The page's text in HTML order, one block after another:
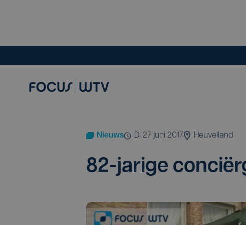
Nieuws di 27 juni 2017 Heuvelland
82-jari­ge